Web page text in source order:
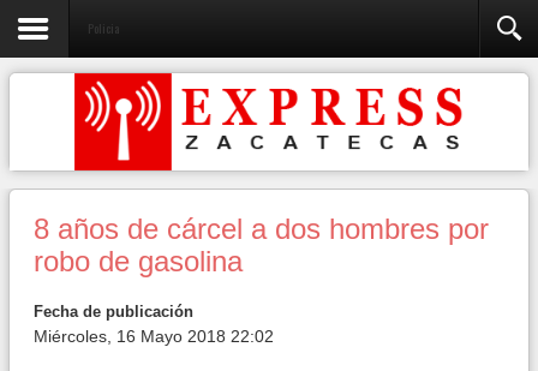
Policia
8 años de cárcel a dos hombres por
robo de gasolina
Fecha de publicación
Miércoles, 16 Mayo 2018 22:02